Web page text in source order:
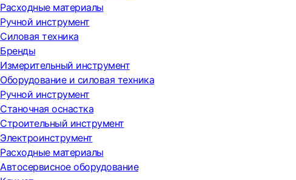
Расходные материалы
Ручной инструмент
Силовая техника
Бренды
Измерительный инструмент
Оборудование и силовая техника
Ручной инструмент
Станочная оснастка
Строительный инструмент
Электроинструмент
Расходные материалы
Автосервисное оборудование